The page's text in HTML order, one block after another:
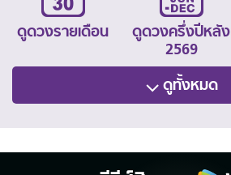
ดูดวงรายเดือน
ดูดวงครึ่งปีหลัง
2569
ดูทั้งหมด